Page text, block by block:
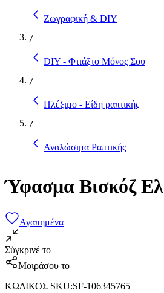
Ζωγραφική & DIY
/
DIY - Φτιάξτο Μόνος Σου
/
Πλέξιμο - Είδη ραπτικής
/
Αναλώσιμα Ραπτικής
Ύφασμα Βισκόζ
Αγαπημένα
Σύγκρινέ το
Μοιράσου το
ΚΩΔΙΚΟΣ SKU:SF-106345765